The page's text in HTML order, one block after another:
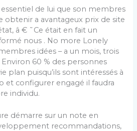
de lui que son membres
obtenir a avantageux prix de site
â € ˜Ce était en fait un
nous . No more Lonely
idées – a un mois, trois
60 % des personnes
plan puisqu’ils sont intéressés à
et configurer engagé il faudra
individu.
démarre sur un note en
recommandations,